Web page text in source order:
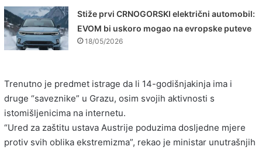
Stiže prvi CRNOGORSKI električni automobil:
EVOM bi uskoro mogao na evropske puteve
18/05/2026
Trenutno je predmet istrage da li 14-godišnjakinja ima i
druge “saveznike” u Grazu, osim svojih aktivnosti s
istomišljenicima na internetu.
“Ured za zaštitu ustava Austrije poduzima dosljedne mjere
protiv svih oblika ekstremizma”, rekao je ministar unutrašnjih